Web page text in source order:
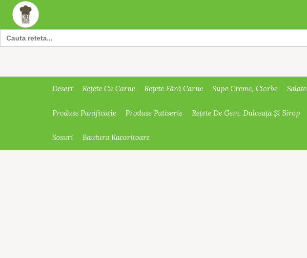
Search
for:
Desert Rețete Cu Carne Rețete Fără Carne Supe Creme, Ciorbe Salate
Produse Panificație Produse Patiserie Rețete De Gem, Dulceață Și Sirop
Sosuri Bautura Racoritoare